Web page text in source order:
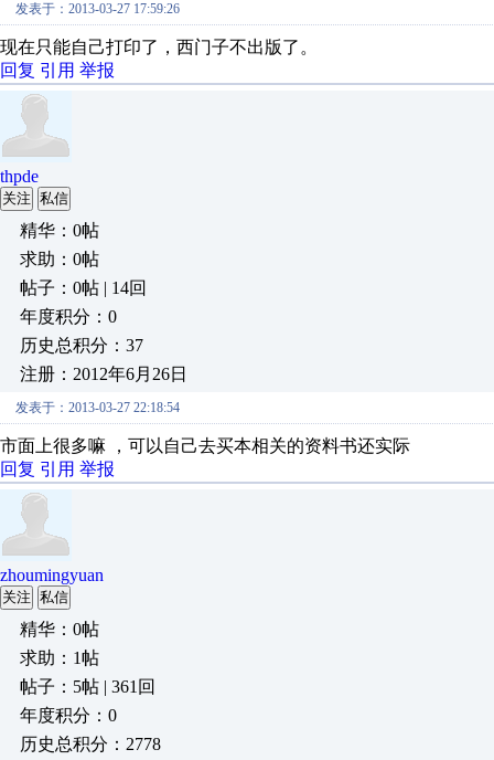
发表于：2013-03-27 17:59:26
现在只能自己打印了，西门子不出版了。
回复 引用 举报
thpde
关注 私信
精华：0帖
求助：0帖
帖子：0帖 | 14回
年度积分：0
历史总积分：37
注册：2012年6月26日
发表于：2013-03-27 22:18:54
市面上很多嘛 ，可以自己去买本相关的资料书还实际
回复 引用 举报
zhoumingyuan
关注 私信
精华：0帖
求助：1帖
帖子：5帖 | 361回
年度积分：0
历史总积分：2778